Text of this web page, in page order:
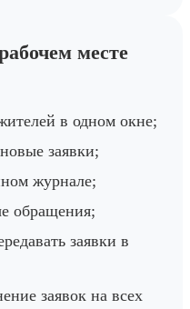
месте
в одном окне;
заявки;
журнале;
обращения;
заявки в
заявок на всех